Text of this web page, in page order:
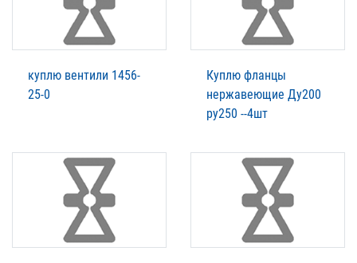
куплю вентили 1456-
25-0
Куплю фланцы
нержавеющие Ду200
ру250 --4шт